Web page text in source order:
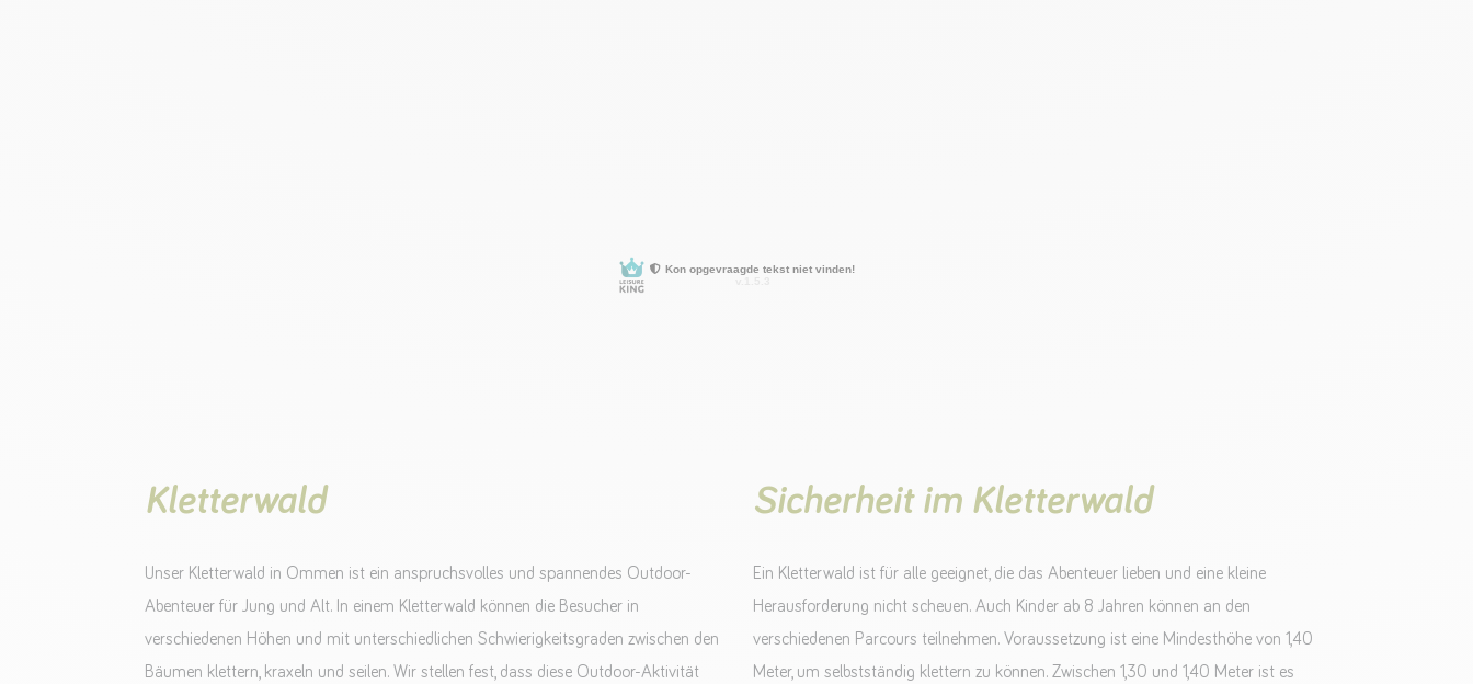
Kletterwald
Unser Kletterwald in Ommen ist ein anspruchsvolles und spannendes Outdoor-
Abenteuer für Jung und Alt. In einem Kletterwald können die Besucher in
verschiedenen Höhen und mit unterschiedlichen Schwierigkeitsgraden zwischen den
Bäumen klettern, kraxeln und seilen. Wir stellen fest, dass diese Outdoor-Aktivität
Sicherheit im Kletterwald
Ein Kletterwald ist für alle geeignet, die das Abenteuer lieben und eine kleine
Herausforderung nicht scheuen. Auch Kinder ab 8 Jahren können an den
verschiedenen Parcours teilnehmen. Voraussetzung ist eine Mindesthöhe von 1,40
Meter, um selbstständig klettern zu können. Zwischen 1,30 und 1,40 Meter ist es